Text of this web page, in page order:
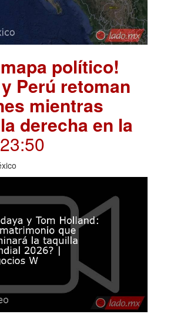
político!
Perú retoman
mientras
derecha en la